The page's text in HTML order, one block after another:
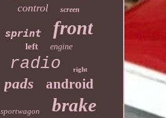
control screen
sprint front
left engine
radio right
pads android
sportwagon brake